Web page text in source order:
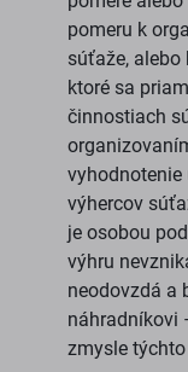
pomeru k
súťaže,
ktoré sa
činnostiach
vyhodnotenie
výhercov
je osobou
výhru
neodovzdá a
náhradníkovi
zmysle